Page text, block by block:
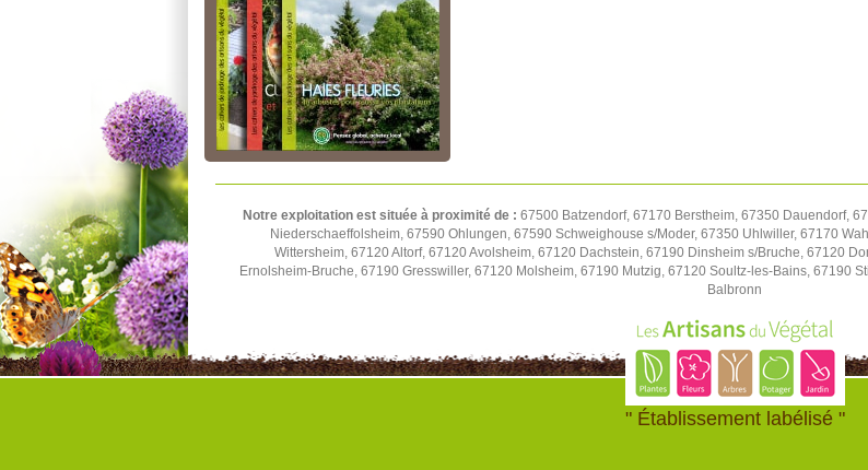
Notre exploitation est située à proximité de : 67500 Batzendorf, 67170 Berstheim, 67350 Dauendorf,
Niederschaeffolsheim, 67590 Ohlungen, 67590 Schweighouse s/Moder, 67350 Uhlwiller, 67170
Wittersheim, 67120 Altorf, 67120 Avolsheim, 67120 Dachstein, 67190 Dinsheim s/Bruche, 67120
Ernolsheim-Bruche, 67190 Gresswiller, 67120 Molsheim, 67190 Mutzig, 67120 Soultz-les-Bains, 67190
Balbronn
" Établissement labélisé "